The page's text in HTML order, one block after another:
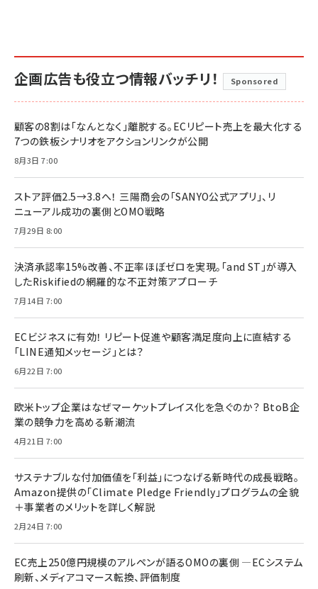
企画広告も役立つ情報バッチリ！ Sponsored
顧客の8割は「なんとなく」離脱する。ECリピート売上を最大化する
7つの鉄板シナリオをアクションリンクが公開
8月3日 7:00
ストア評価2.5→3.8へ！ 三陽商会の「SANYO公式アプリ」、リ
ニューアル成功の裏側とOMO戦略
7月29日 8:00
決済承認率15%改善、不正率ほぼゼロを実現。「and ST」が導入
したRiskifiedの網羅的な不正対策アプローチ
7月14日 7:00
ECビジネスに有効！ リピート促進や顧客満足度向上に直結する
「LINE通知メッセージ」とは？
6月22日 7:00
欧米トップ企業はなぜマーケットプレイス化を急ぐのか？ BtoB企
業の競争力を高める新潮流
4月21日 7:00
サステナブルな付加価値を「利益」につなげる新時代の成長戦略。
Amazon提供の「Climate Pledge Friendly」プログラムの全貌
＋事業者のメリットを詳しく解説
2月24日 7:00
EC売上250億円規模のアルペンが語るOMOの裏側 ―ECシステム
刷新、メディアコマース転換、評価制度